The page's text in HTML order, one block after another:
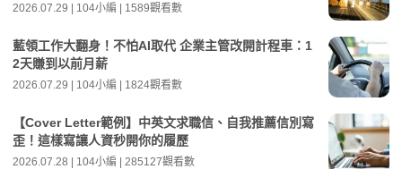
2026.07.29 | 104小編 | 1589觀看數
藍領工作大翻身！不怕AI取代 企業主管改開計程車：1
2天賺到以前月薪
2026.07.29 | 104小編 | 1824觀看數
【Cover Letter範例】中英文求職信、自我推薦信別寫
歪！這樣寫讓人資秒開你的履歷
2026.07.28 | 104小編 | 285127觀看數